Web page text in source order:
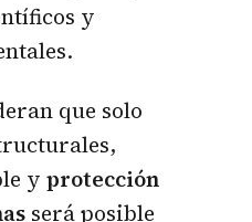
y
que solo
y protección
será posible